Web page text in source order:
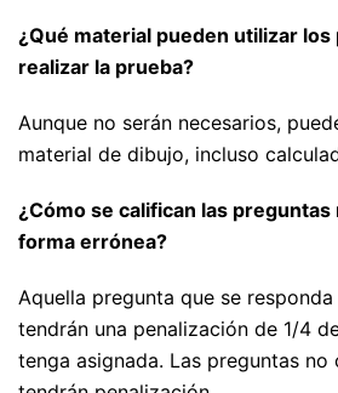
¿Qué material pueden utilizar
realizar la prueba?
Aunque no serán necesarios,
material de dibujo, incluso
¿Cómo se califican las
forma errónea?
Aquella pregunta que se
tendrán una penalización de 1/4
tenga asignada. Las preguntas no